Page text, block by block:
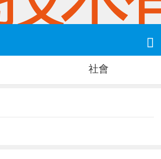

社會